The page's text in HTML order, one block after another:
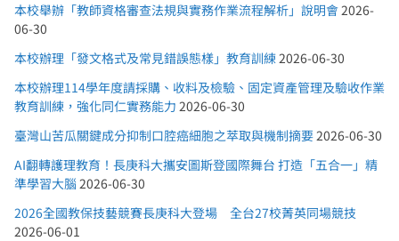
本校舉辦「教師資格審查法規與實務作業流程解析」說明會2026-
06-30
本校辦理「發文格式及常見錯誤態樣」教育訓練2026-06-30
本校辦理114學年度請採購、收料及檢驗、固定資產管理及驗收作業
教育訓練，強化同仁實務能力 2026-06-30
臺灣山苦瓜關鍵成分抑制口腔癌細胞之萃取與機制摘要2026-06-30
AI翻轉護理教育！長庚科大攜安圖斯登國際舞台 打造「五合一」精
準學習大腦 2026-06-30
2026全國教保技藝競賽長庚科大登場 全台27校菁英同場競技
2026-06-01